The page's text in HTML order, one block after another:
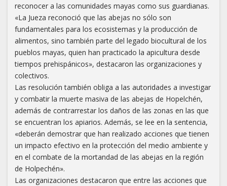
reconocer a las comunidades mayas como sus guardianas.
«La Jueza reconoció que las abejas no sólo son
fundamentales para los ecosistemas y la producción de
alimentos, sino también parte del legado biocultural de los
pueblos mayas, quien han practicado la apicultura desde
tiempos prehispánicos», destacaron las organizaciones y
colectivos.
Las resolución también obliga a las autoridades a investigar
y combatir la muerte masiva de las abejas de Hopelchén,
además de contrarrestar los daños de las zonas en las que
se encuentran los apiarios. Además, se lee en la sentencia,
«deberán demostrar que han realizado acciones que tienen
un impacto efectivo en la protección del medio ambiente y
en el combate de la mortandad de las abejas en la región
de Holpechén».
Las organizaciones destacaron que entre las acciones que